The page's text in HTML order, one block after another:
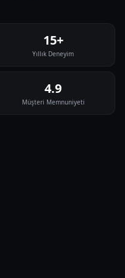
15+
Yıllık Deneyim
4.9
Müşteri Memnuniyeti